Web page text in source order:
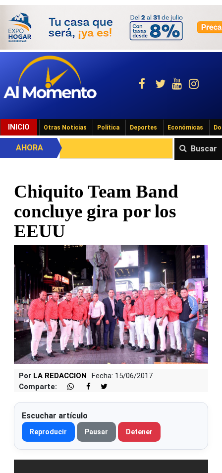
INICIO Otras Noticias Política Deportes Económicas
Buscar
AHORA
Chiquito Team Band
concluye gira por los
EEUU
Por LA REDACCION
Fecha: 15/06/2017
Comparte:
Escuchar artículo
Reproducir Pausar Detener